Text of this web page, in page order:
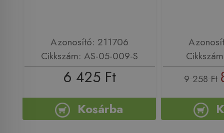
Azonosító: 211706
Cikkszám: AS-05-009-S
6 425 Ft
Kosárba
9 258 Ft